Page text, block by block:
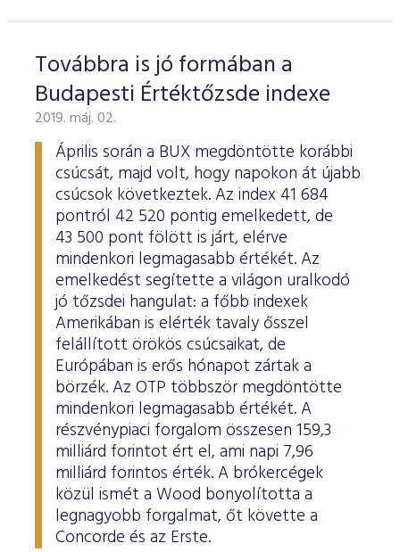
Továbbra is jó formában a
Budapesti Értéktőzsde indexe
2019. máj. 02.
Április során a BUX megdöntötte korábbi
csúcsát, majd volt, hogy napokon át újabb
csúcsok következtek. Az index 41 684
pontról 42 520 pontig emelkedett, de
43 500 pont fölött is járt, elérve
mindenkori legmagasabb értékét. Az
emelkedést segítette a világon uralkodó
jó tőzsdei hangulat: a főbb indexek
Amerikában is elérték tavaly ősszel
felállított örökös csúcsaikat, de
Európában is erős hónapot zártak a
börzék. Az OTP többször megdöntötte
mindenkori legmagasabb értékét. A
részvénypiaci forgalom összesen 159,3
milliárd forintot ért el, ami napi 7,96
milliárd forintos érték. A brókercégek
közül ismét a Wood bonyolította a
legnagyobb forgalmat, őt követte a
Concorde és az Erste.